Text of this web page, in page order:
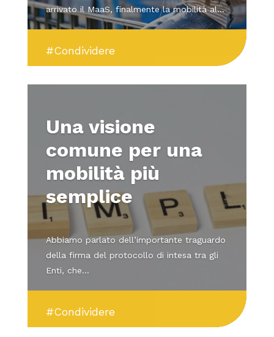
#Condividere
arrivato il MaaS, finalmente la mobilità al...
Una visione
comune per una
mobilità più
semplice
#Condividere
Abbiamo parlato dell’importante traguardo
della firma del protocollo di intesa tra gli
Enti, che...